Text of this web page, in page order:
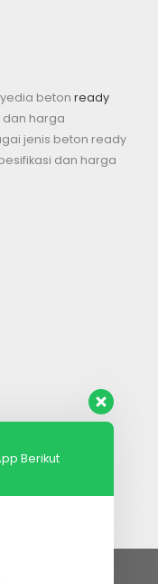
beton ready
dan harga
jenis beton ready
dan harga
Berikut